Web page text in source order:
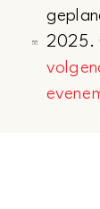
2025.
en